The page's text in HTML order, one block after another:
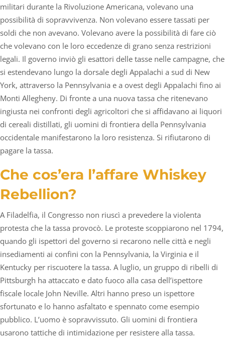
militari durante la Rivoluzione Americana, volevano una
possibilità di sopravvivenza. Non volevano essere tassati per
soldi che non avevano. Volevano avere la possibilità di fare ciò
che volevano con le loro eccedenze di grano senza restrizioni
legali. Il governo inviò gli esattori delle tasse nelle campagne, che
si estendevano lungo la dorsale degli Appalachi a sud di New
York, attraverso la Pennsylvania e a ovest degli Appalachi fino ai
Monti Allegheny. Di fronte a una nuova tassa che ritenevano
ingiusta nei confronti degli agricoltori che si affidavano ai liquori
di cereali distillati, gli uomini di frontiera della Pennsylvania
occidentale manifestarono la loro resistenza. Si rifiutarono di
pagare la tassa.
Che cos’era l’affare Whiskey
Rebellion?
A Filadelfia, il Congresso non riuscì a prevedere la violenta
protesta che la tassa provocò. Le proteste scoppiarono nel 1794,
quando gli ispettori del governo si recarono nelle città e negli
insediamenti ai confini con la Pennsylvania, la Virginia e il
Kentucky per riscuotere la tassa. A luglio, un gruppo di ribelli di
Pittsburgh ha attaccato e dato fuoco alla casa dell’ispettore
fiscale locale John Neville. Altri hanno preso un ispettore
sfortunato e lo hanno asfaltato e spennato come esempio
pubblico. L’uomo è sopravvissuto. Gli uomini di frontiera
usarono tattiche di intimidazione per resistere alla tassa.